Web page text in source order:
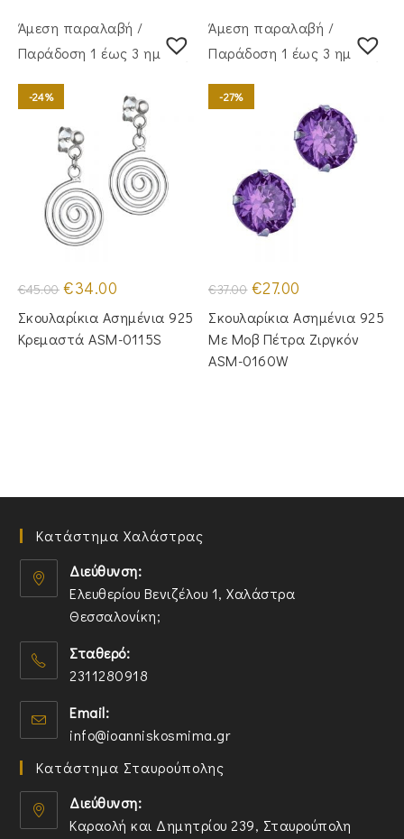
Άμεση παραλαβή /
Παράδoση 1 έως 3 ημέρες
-24%
€45.00 Original
price
was:
€45.00.
€34.00
τιμή
είναι:
€34.00.
Σκουλαρίκια Ασημένια 925
Κρεμαστά ASM-0115S
Άμεση παραλαβή /
Παράδoση 1 έως 3 ημέρες
-27%
€37.00 Original
price
was:
€37.00.
€27.00
είναι:
€27.00.
Σκουλαρίκια Ασημένια 925
Με Μοβ Πέτρα Ζιργκόν
ASM-0160W
Κατάστημα Χαλάστρας
Διεύθυνση:
Ελευθερίου Βενιζέλου 1, Χαλάστρα
Θεσσαλονίκη;
p
e
s
i
a
n
e
w
Σταθερό:
2311280918
p
e
s
n
y
Email:
info@ioanniskosmima.grO
i
Κατάστημα Σταυρούπολης
Διεύθυνση:
Καραολή και Δημητρίου 239, Σταυρούπολη